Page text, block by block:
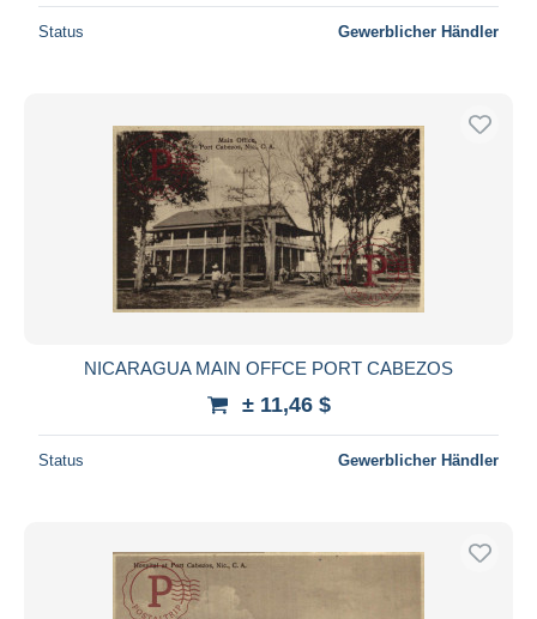
Status Gewerblicher Händler
NICARAGUA MAIN OFFCE PORT CABEZOS
± 11,46 $
Status Gewerblicher Händler